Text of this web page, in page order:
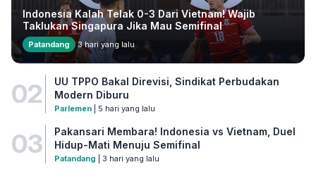
Indonesia Kalah Telak 0-3 Dari Vietnam! Wajib
Taklukan Singapura Jika Mau Semifinal
Patandang 3 hari yang lalu
02
UU TPPO Bakal Direvisi, Sindikat Perbudakan
Modern Diburu
Parlemen| 5 hari yang lalu
03
Pakansari Membara! Indonesia vs Vietnam, Duel
Hidup-Mati Menuju Semifinal
Patandang | 3 hari yang lalu